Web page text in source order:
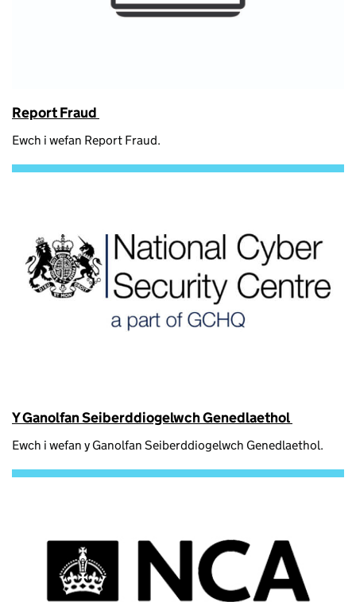
Report Fraud
Ewch i wefan Report Fraud.
Y Ganolfan Seiberddiogelwch Genedlaethol
Ewch i wefan y Ganolfan Seiberddiogelwch Genedlaethol.